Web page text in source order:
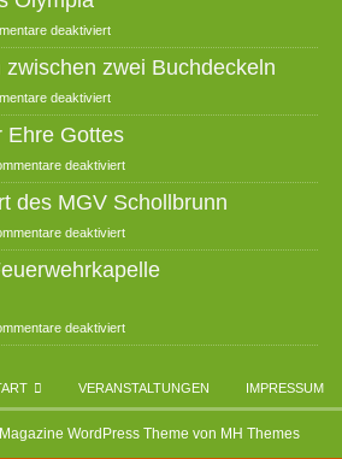
deaktiviert
zwei Buchdeckeln
deaktiviert
Ehre Gottes
deaktiviert
des MGV Schollbrunn
deaktiviert
deaktiviert
VERANSTALTUNGEN IMPRESSUM
WordPress Theme von MH Themes